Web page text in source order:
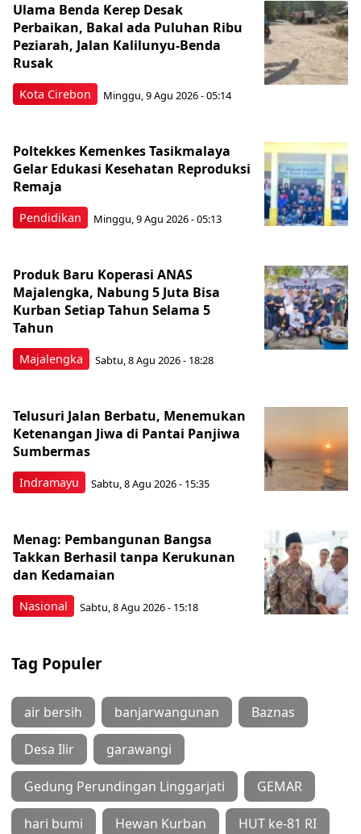
Kota Cirebon
Ulama Benda Kerep Desak
Perbaikan, Bakal ada Puluhan Ribu
Peziarah, Jalan Kalilunyu-Benda
Rusak
Minggu, 9 Agu 2026 - 05:14
Pendidikan
Poltekkes Kemenkes Tasikmalaya
Gelar Edukasi Kesehatan Reproduksi
Remaja
Minggu, 9 Agu 2026 - 05:13
Majalengka
Produk Baru Koperasi ANAS
Majalengka, Nabung 5 Juta Bisa
Kurban Setiap Tahun Selama 5
Tahun
Sabtu, 8 Agu 2026 - 18:28
Indramayu
Telusuri Jalan Berbatu, Menemukan
Ketenangan Jiwa di Pantai Panjiwa
Sumbermas
Sabtu, 8 Agu 2026 - 15:35
Nasional
Menag: Pembangunan Bangsa
Takkan Berhasil tanpa Kerukunan
dan Kedamaian
Sabtu, 8 Agu 2026 - 15:18
Tag Populer
air bersih banjarwangunan Baznas
Desa Ilir garawangi
Gedung Perundingan Linggarjati GEMAR
hari bumi Hewan Kurban HUT ke-81 RI